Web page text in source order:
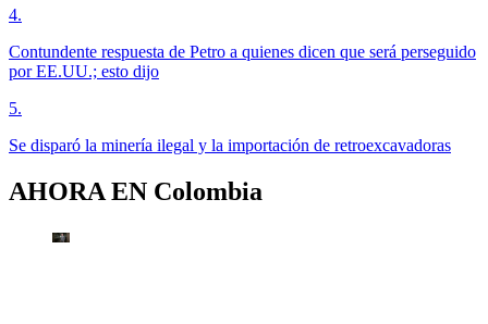
4.
Contundente respuesta de Petro a quienes dicen que será perseguido
por EE.UU.; esto dijo
5.
Se disparó la minería ilegal y la importación de retroexcavadoras
AHORA EN Colombia